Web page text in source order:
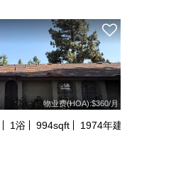
物业费(HOA):$360/月
1浴 994sqft 1974年建